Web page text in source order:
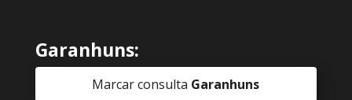
Garanhuns:
Marcar consulta Garanhuns